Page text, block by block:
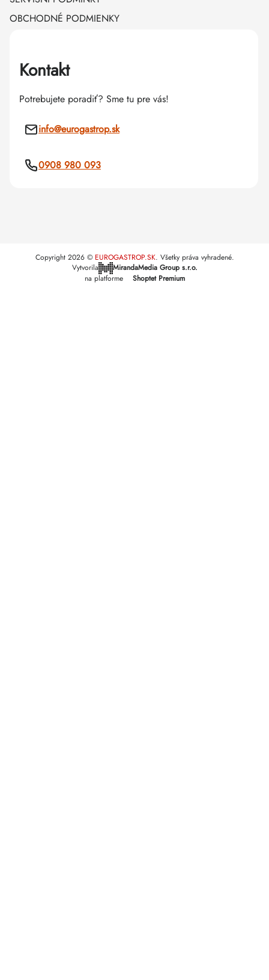
OBCHODNÉ PODMIENKY
Kontakt
Potrebujete poradiť? Sme tu pre vás!
info@eurogastrop.sk
0908 980 093
Vytvorila
MirandaMedia Group s.r.o.
na platforme
Shoptet Premium
Copyright 2026 EUROGASTROP.SK. Všetky práva vyhradené.